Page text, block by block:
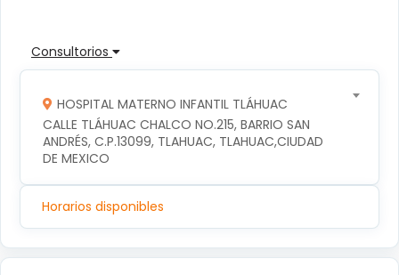
Consultorios
HOSPITAL MATERNO INFANTIL TLÁHUAC
CALLE TLÁHUAC CHALCO NO.215, BARRIO SAN
ANDRÉS, C.P.13099, TLAHUAC, TLAHUAC,CIUDAD
DE MEXICO
Horarios disponibles